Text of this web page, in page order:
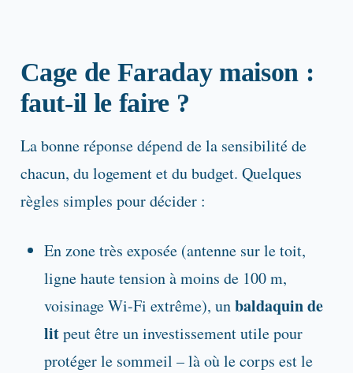
Cage de Faraday maison :
faut-il le faire ?
La bonne réponse dépend de la sensibilité de
chacun, du logement et du budget. Quelques
règles simples pour décider :
En zone très exposée (antenne sur le toit,
ligne haute tension à moins de 100 m,
voisinage Wi-Fi extrême), unbaldaquin de
litpeut être un investissement utile pour
protéger le sommeil – là où le corps est le